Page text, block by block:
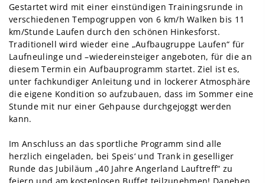
Gestartet wird mit einer einstündigen Trainingsrunde in
verschiedenen Tempogruppen von 6 km/h Walken bis 11
km/Stunde Laufen durch den schönen Hinkesforst.
Traditionell wird wieder eine „Aufbaugruppe Laufen“ für
Laufneulinge und –wiedereinsteiger angeboten, für die an
diesem Termin ein Aufbauprogramm startet. Ziel ist es,
unter fachkundiger Anleitung und in lockerer Atmosphäre
die eigene Kondition so aufzubauen, dass im Sommer eine
Stunde mit nur einer Gehpause durchgejoggt werden
kann.
Im Anschluss an das sportliche Programm sind alle
herzlich eingeladen, bei Speis‘ und Trank in geselliger
Runde das Jubiläum „40 Jahre Angerland Lauftreff“ zu